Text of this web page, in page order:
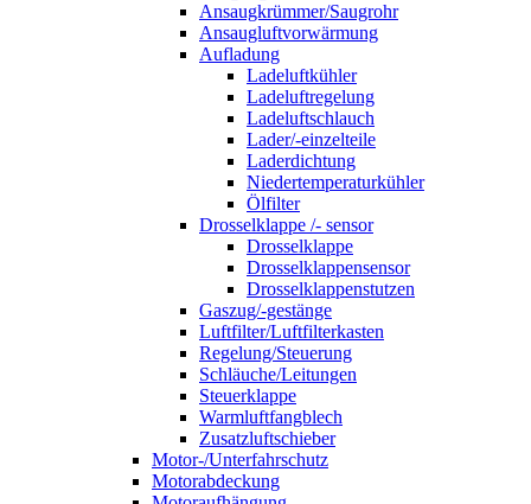
Ansaugkrümmer/Saugrohr
Ansaugluftvorwärmung
Aufladung
Ladeluftkühler
Ladeluftregelung
Ladeluftschlauch
Lader/-einzelteile
Laderdichtung
Niedertemperaturkühler
Ölfilter
Drosselklappe /- sensor
Drosselklappe
Drosselklappensensor
Drosselklappenstutzen
Gaszug/-gestänge
Luftfilter/Luftfilterkasten
Regelung/Steuerung
Schläuche/Leitungen
Steuerklappe
Warmluftfangblech
Zusatzluftschieber
Motor-/Unterfahrschutz
Motorabdeckung